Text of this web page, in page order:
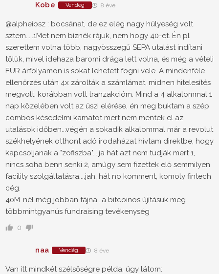
Kobe Vendég 8 éve
@alpheiosz : bocsánat, de ez elég nagy hülyeség volt
sztem.....1Met nem bíznék rájuk, nem hogy 40-et. Én pl
szerettem volna több, nagyösszegű SEPA utalást indítani
tőlük, mivel idehaza baromi drága lett volna, és még a vételi
EUR árfolyamon is sokat lehetett fogni vele. A mindenféle
ellenőrzés után 4x zárolták a számlámat, midnen hitelesítés
megvolt, korábban volt tranzakcióm. Mind a 4 alkalommal 1
nap közelében volt az üszi elérése, én meg buktam a szép
combos késedelmi kamatot mert nem mentek el az
utalások időben...végén a sokadik alkalommal már a revolut
székhelyének otthont adó irodaházat hívtam direktbe, hogy
kapcsoljanak a "zofiszba"....ja hát azt nem tudják mert 1,
nincs soha benn senki 2, amúgy sem fizettek elő semmilyen
facility szolgáltatásra....jah, hát no komment, komoly fintech
cég.
40M-nél még jobban fájna...a bitcoinos újításuk meg
többmintgyanús fundraising tevékenység
0
naa Vendég 8 éve
Van itt mindkét szélsőségre példa, úgy látom: